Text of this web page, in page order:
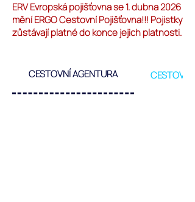
ERV Evropská pojišťovna se 1. dubna 2026
mění ERGO Cestovní Pojišťovna!!! Pojistky
zůstávají platné do konce jejich platnosti.
CESTOVNÍ AGENTURA CESTOVNÍ